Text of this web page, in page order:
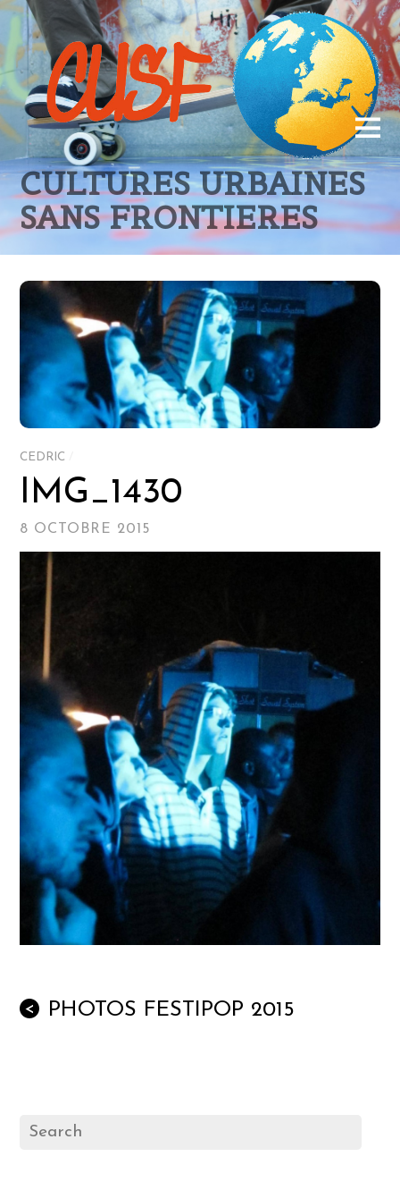
CULTURES URBAINES
SANS FRONTIERES
CEDRIC
IMG_1430
8 OCTOBRE 2015
< PHOTOS FESTIPOP 2015